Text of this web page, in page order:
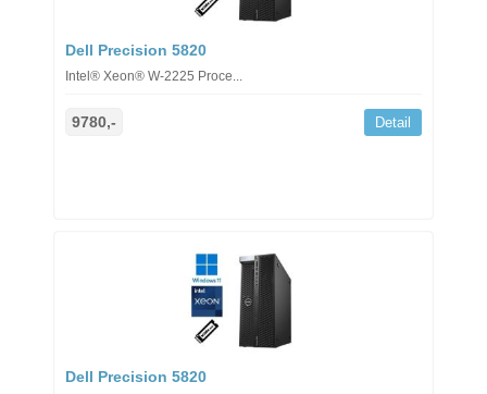
Dell Precision 5820
Intel® Xeon® W-2225 Proce...
9780,- Detail
Dell Precision 5820